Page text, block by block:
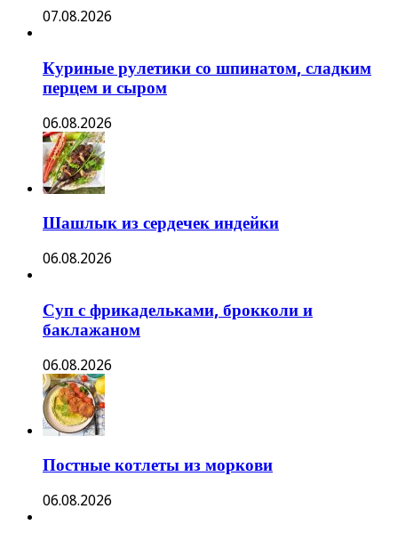
07.08.2026
Куриные рулетики со шпинатом, сладким
перцем и сыром
06.08.2026
Шашлык из сердечек индейки
06.08.2026
Суп с фрикадельками, брокколи и
баклажаном
06.08.2026
Постные котлеты из моркови
06.08.2026